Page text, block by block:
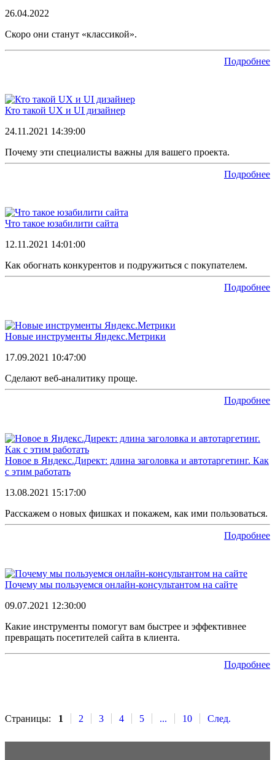
26.04.2022
Скоро они станут «классикой».
Подробнее
Кто такой UX и UI дизайнер
24.11.2021 14:39:00
Почему эти специалисты важны для вашего проекта.
Подробнее
Что такое юзабилити сайта
12.11.2021 14:01:00
Как обогнать конкурентов и подружиться с покупателем.
Подробнее
Новые инструменты Яндекс.Метрики
17.09.2021 10:47:00
Сделают веб-аналитику проще.
Подробнее
Новое в Яндекс.Директ: длина заголовка и автотаргетинг. Как
с этим работать
13.08.2021 15:17:00
Расскажем о новых фишках и покажем, как ими пользоваться.
Подробнее
Почему мы пользуемся онлайн-консультантом на сайте
09.07.2021 12:30:00
Какие инструменты помогут вам быстрее и эффективнее
превращать посетителей сайта в клиента.
Подробнее
Страницы: 1 2 3 4 5 ... 10 След.